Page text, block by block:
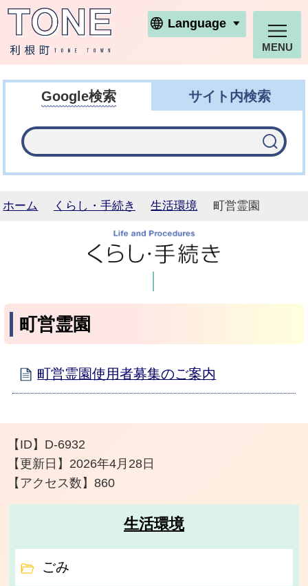
利根町ホームページ
Language
MENU
Google検索 サイト内検索
ホーム くらし・手続き 生活環境 町営霊園
町営霊園
町営霊園使用者募集のご案内
【ID】 D-6932
【更新日】 2026年4月28日
【アクセス数】860
生活環境
ごみ